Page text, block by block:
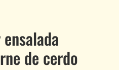
de cerdo